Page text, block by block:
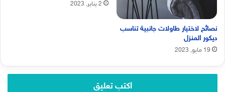
نصائح لاختيار طاولات جانبية تناسب
ديكور المنزل
19 مايو, 2023
2 يناير, 2023
اكتب تعليق